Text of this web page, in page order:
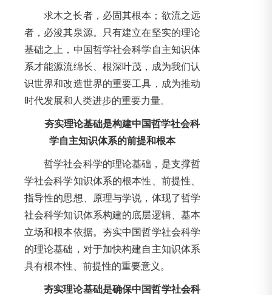
求木之长者，必固其根本；欲流之远
者，必浚其泉源。只有建立在坚实的理论
基础之上，中国哲学社会科学自主知识体
系才能源流绵长、根深叶茂，成为我们认
识世界和改造世界的重要工具，成为推动
时代发展和人类进步的重要力量。
夯实理论基础是构建中国哲学社会科
学自主知识体系的前提和根本
哲学社会科学的理论基础，是支撑哲
学社会科学知识体系的根本性、前提性、
指导性的思想、原理与学说，体现了哲学
社会科学知识体系构建的底层逻辑、基本
立场和根本依据。夯实中国哲学社会科学
的理论基础，对于加快构建自主知识体系
具有根本性、前提性的重要意义。
夯实理论基础是确保中国哲学社会科